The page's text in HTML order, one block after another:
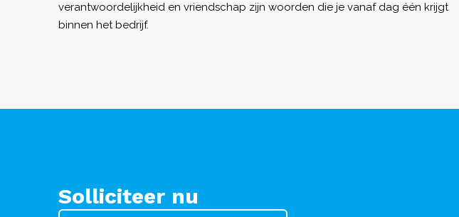
verantwoordelijkheid en vriendschap zijn woorden die je vanaf dag één krijgt
binnen het bedrijf.
Solliciteer nu